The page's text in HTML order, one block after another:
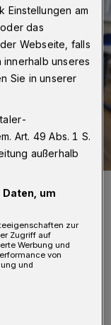
neu
Einstellungen am
das
Webseite, falls
unseres
Sie in unserer
Art. 49 Abs. 1 S.
außerhalb
um
zur
Zugriff auf
Werbung und
von
und